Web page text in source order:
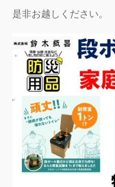
是非お越しください。